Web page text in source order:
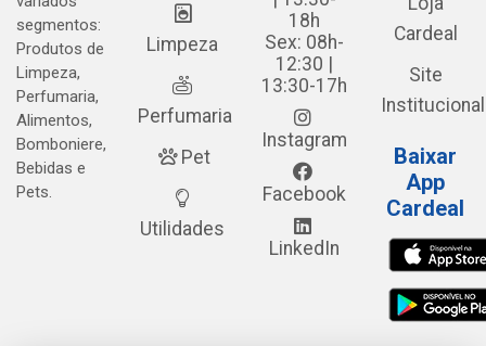
segmentos:
Produtos de
Limpeza,
Perfumaria,
Alimentos,
Bomboniere,
Bebidas e
Pets.
Limpeza
Perfumaria
Pet
Utilidades
18h
Sex: 08h-
12:30 |
13:30-17h
Instagram
Facebook
LinkedIn
Cardeal
Site
Institucional
Baixar
App
Cardeal